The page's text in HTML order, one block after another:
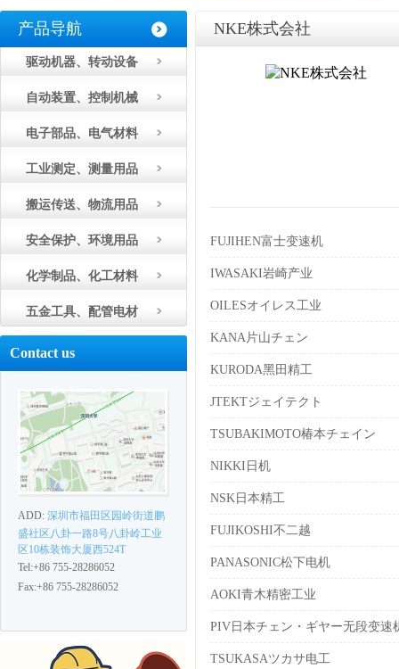
产品导航
驱动机器、转动设备
自动装置、控制机械
电子部品、电气材料
工业测定、测量用品
搬运传送、物流用品
安全保护、环境用品
化学制品、化工材料
五金工具、配管电材
Contact us
ADD: 深圳市福田区园岭街道鹏
盛社区八卦一路8号八卦岭工业
区10栋装饰大厦西524T
Tel:+86 755-28286052
Fax:+86 755-28286052
NKE株式会社
FUJIHEN富士变速机
IWASAKI岩崎产业
OILESオイレス工业
KANA片山チェン
KURODA黑田精工
JTEKTジェイテクト
TSUBAKIMOTO椿本チェイン
NIKKI日机
NSK日本精工
FUJIKOSHI不二越
PANASONIC松下电机
AOKI青木精密工业
PIV日本チェン・ギヤー无段变速
TSUKASAツカサ电工